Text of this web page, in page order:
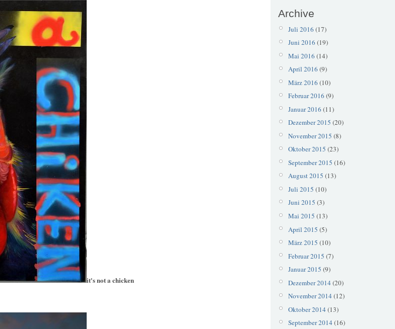
it's not a chicken
Archive
Juli 2016 (17)
Juni 2016 (19)
Mai 2016 (14)
April 2016 (9)
März 2016 (10)
Februar 2016 (9)
Januar 2016 (11)
Dezember 2015 (20)
November 2015 (8)
Oktober 2015 (23)
September 2015 (16)
August 2015 (13)
Juli 2015 (10)
Juni 2015 (3)
Mai 2015 (13)
April 2015 (5)
März 2015 (10)
Februar 2015 (7)
Januar 2015 (9)
Dezember 2014 (20)
November 2014 (12)
Oktober 2014 (13)
September 2014 (16)